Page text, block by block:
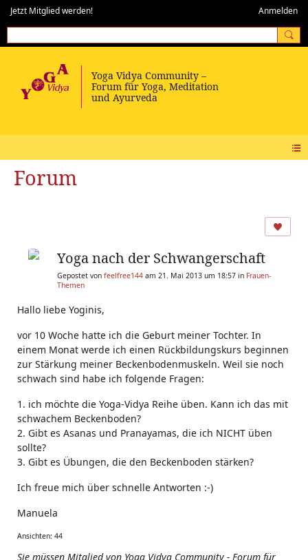
Jetzt Mitglied werden! Anmelden
Forum
Yoga nach der Schwangerschaft
Gepostet von feelfree144 am 21. Mai 2013 um 18:57 in Frauen-
Themen
Hallo liebe Yoginis,
vor 10 Woche hatte ich die Geburt meiner Tochter. In
einem Monat werde ich einen Rückbildungskurs beginnen
zur Stärkung meiner Beckenbodenmuskeln. Weil sie noch
schwach sind habe ich folgende Fragen:
1. ich möchte die Yoga-Vidya Reihe üben. Kann ich das mit
schwachem Beckenboden?
2. Gibt es Asanas und Pranayamas, die ich NICHT üben
sollte?
3. Gibt es Übungen, die den Beckenboden stärken?
Ich freue mich über schnelle Antworten :-)
Manuela
Ansichten: 44
Sie müssen Mitglied von Yoga Vidya Community - Forum für